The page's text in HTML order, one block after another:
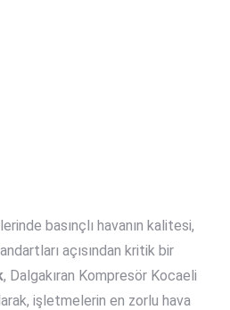
basınçlı havanın kalitesi,
açısından kritik bir
, Dalgakıran Kompresör Kocaeli
işletmelerin en zorlu hava